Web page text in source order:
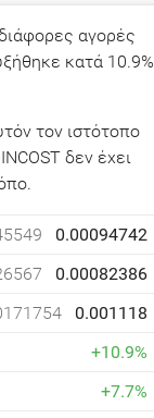
αγορές
κατά 10.9%
τον ιστότοπο
δεν έχει
0.00094742
0.00082386
0.001118
+10.9%
+7.7%